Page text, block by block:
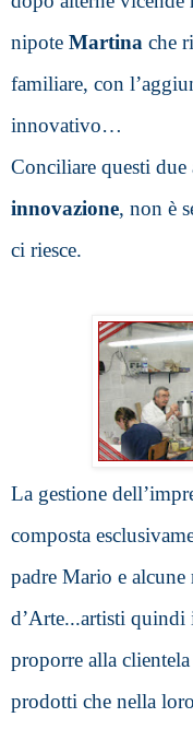
nipote Martina che
familiare, con
innovativo…
Conciliare questi due
innovazione, non è
ci riesce.
La gestione
composta
padre Mario e alcune
d’Arte...artisti quindi
proporre alla
prodotti che nella